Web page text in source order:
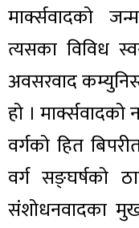
मार्क्सवादको
त्यसका विविध
अवसरवाद
हो । मार्क्सवादको
वर्गको हित
वर्ग सङ्घर्षको
संशोधनवादका